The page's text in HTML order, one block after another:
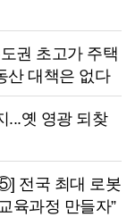
권 초고가 주택
산 대책은 없다
...옛 영광 되찾
전국 최대 로봇
육과정 만들자”